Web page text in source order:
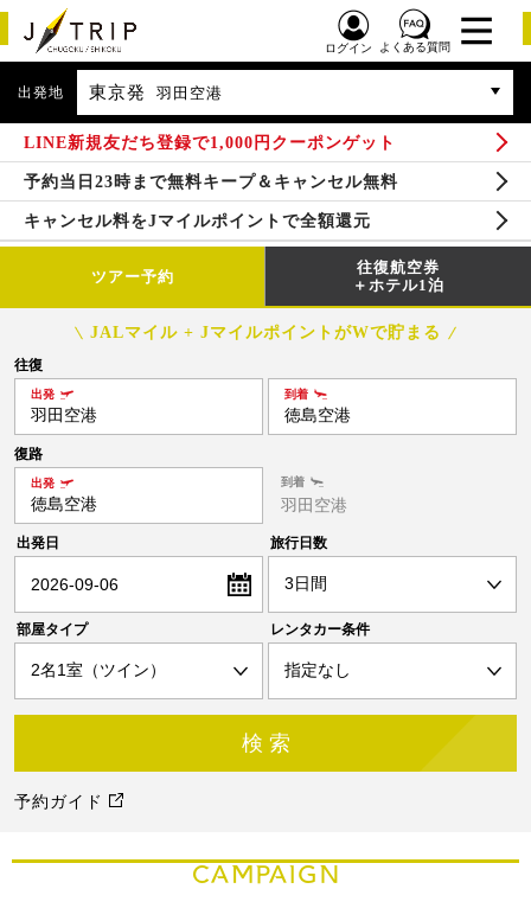
ログイン よくある質問
出発地 東京発 羽田空港
LINE新規友だち登録で1,000円クーポンゲット
予約当日23時まで無料キープ＆キャンセル無料
キャンセル料をJマイルポイントで全額還元
ツアー予約
往復航空券
＋ホテル1泊
JALマイル + JマイルポイントがWで貯まる
出発日
2026-09-06
旅行日数
部屋タイプ レンタカー条件
往復
出発
羽田空港
到着
徳島空港
復路
出発
徳島空港
到着
羽田空港
予約ガイド
CAMPAIGN